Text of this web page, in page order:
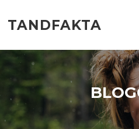
indhold
TANDFAKTA